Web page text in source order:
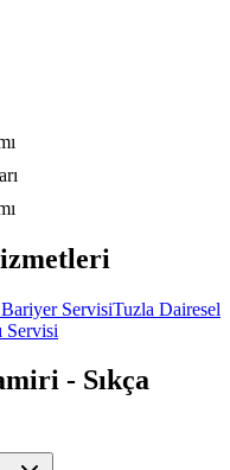
ServisiTuzla Dairesel
Servisi
- Sıkça